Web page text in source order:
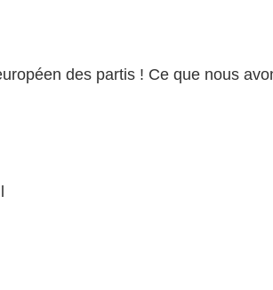
des partis ! Ce que nous